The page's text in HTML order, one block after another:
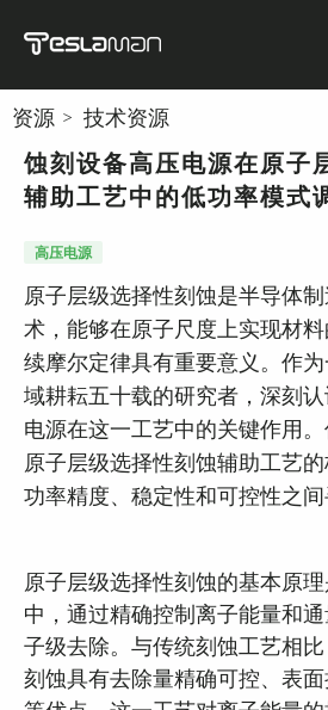
资源 技术资源
蚀刻设备高压电源在原子
辅助工艺中的低功率模式
高压电源
原子层级选择性刻蚀是半导体
术，能够在原子尺度上实现材
续摩尔定律具有重要意义。作
域耕耘五十载的研究者，深刻
电源在这一工艺中的关键作用
原子层级选择性刻蚀辅助工艺
功率精度、稳定性和可控性之间
原子层级选择性刻蚀的基本原
中，通过精确控制离子能量和
子级去除。与传统刻蚀工艺相
刻蚀具有去除量精确可控、表